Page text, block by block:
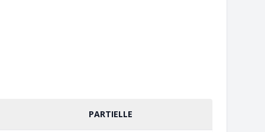
PARTIELLE